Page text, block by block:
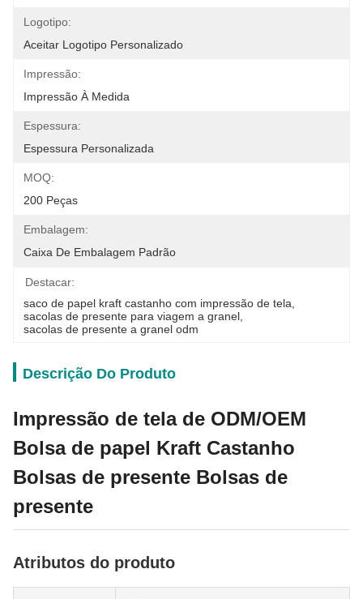
Logotipo:
Aceitar Logotipo Personalizado
Impressão:
Impressão À Medida
Espessura:
Espessura Personalizada
MOQ:
200 Peças
Embalagem:
Caixa De Embalagem Padrão
Destacar:
saco de papel kraft castanho com impressão de tela
sacolas de presente para viagem a granel
sacolas de presente a granel odm
Descrição Do Produto
Impressão de tela de ODM/OEM
Bolsa de papel Kraft Castanho
Bolsas de presente Bolsas de
presente
Atributos do produto